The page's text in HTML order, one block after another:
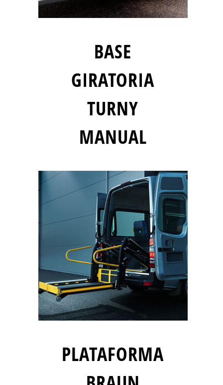
BASE
GIRATORIA
TURNY
MANUAL
PLATAFORMA